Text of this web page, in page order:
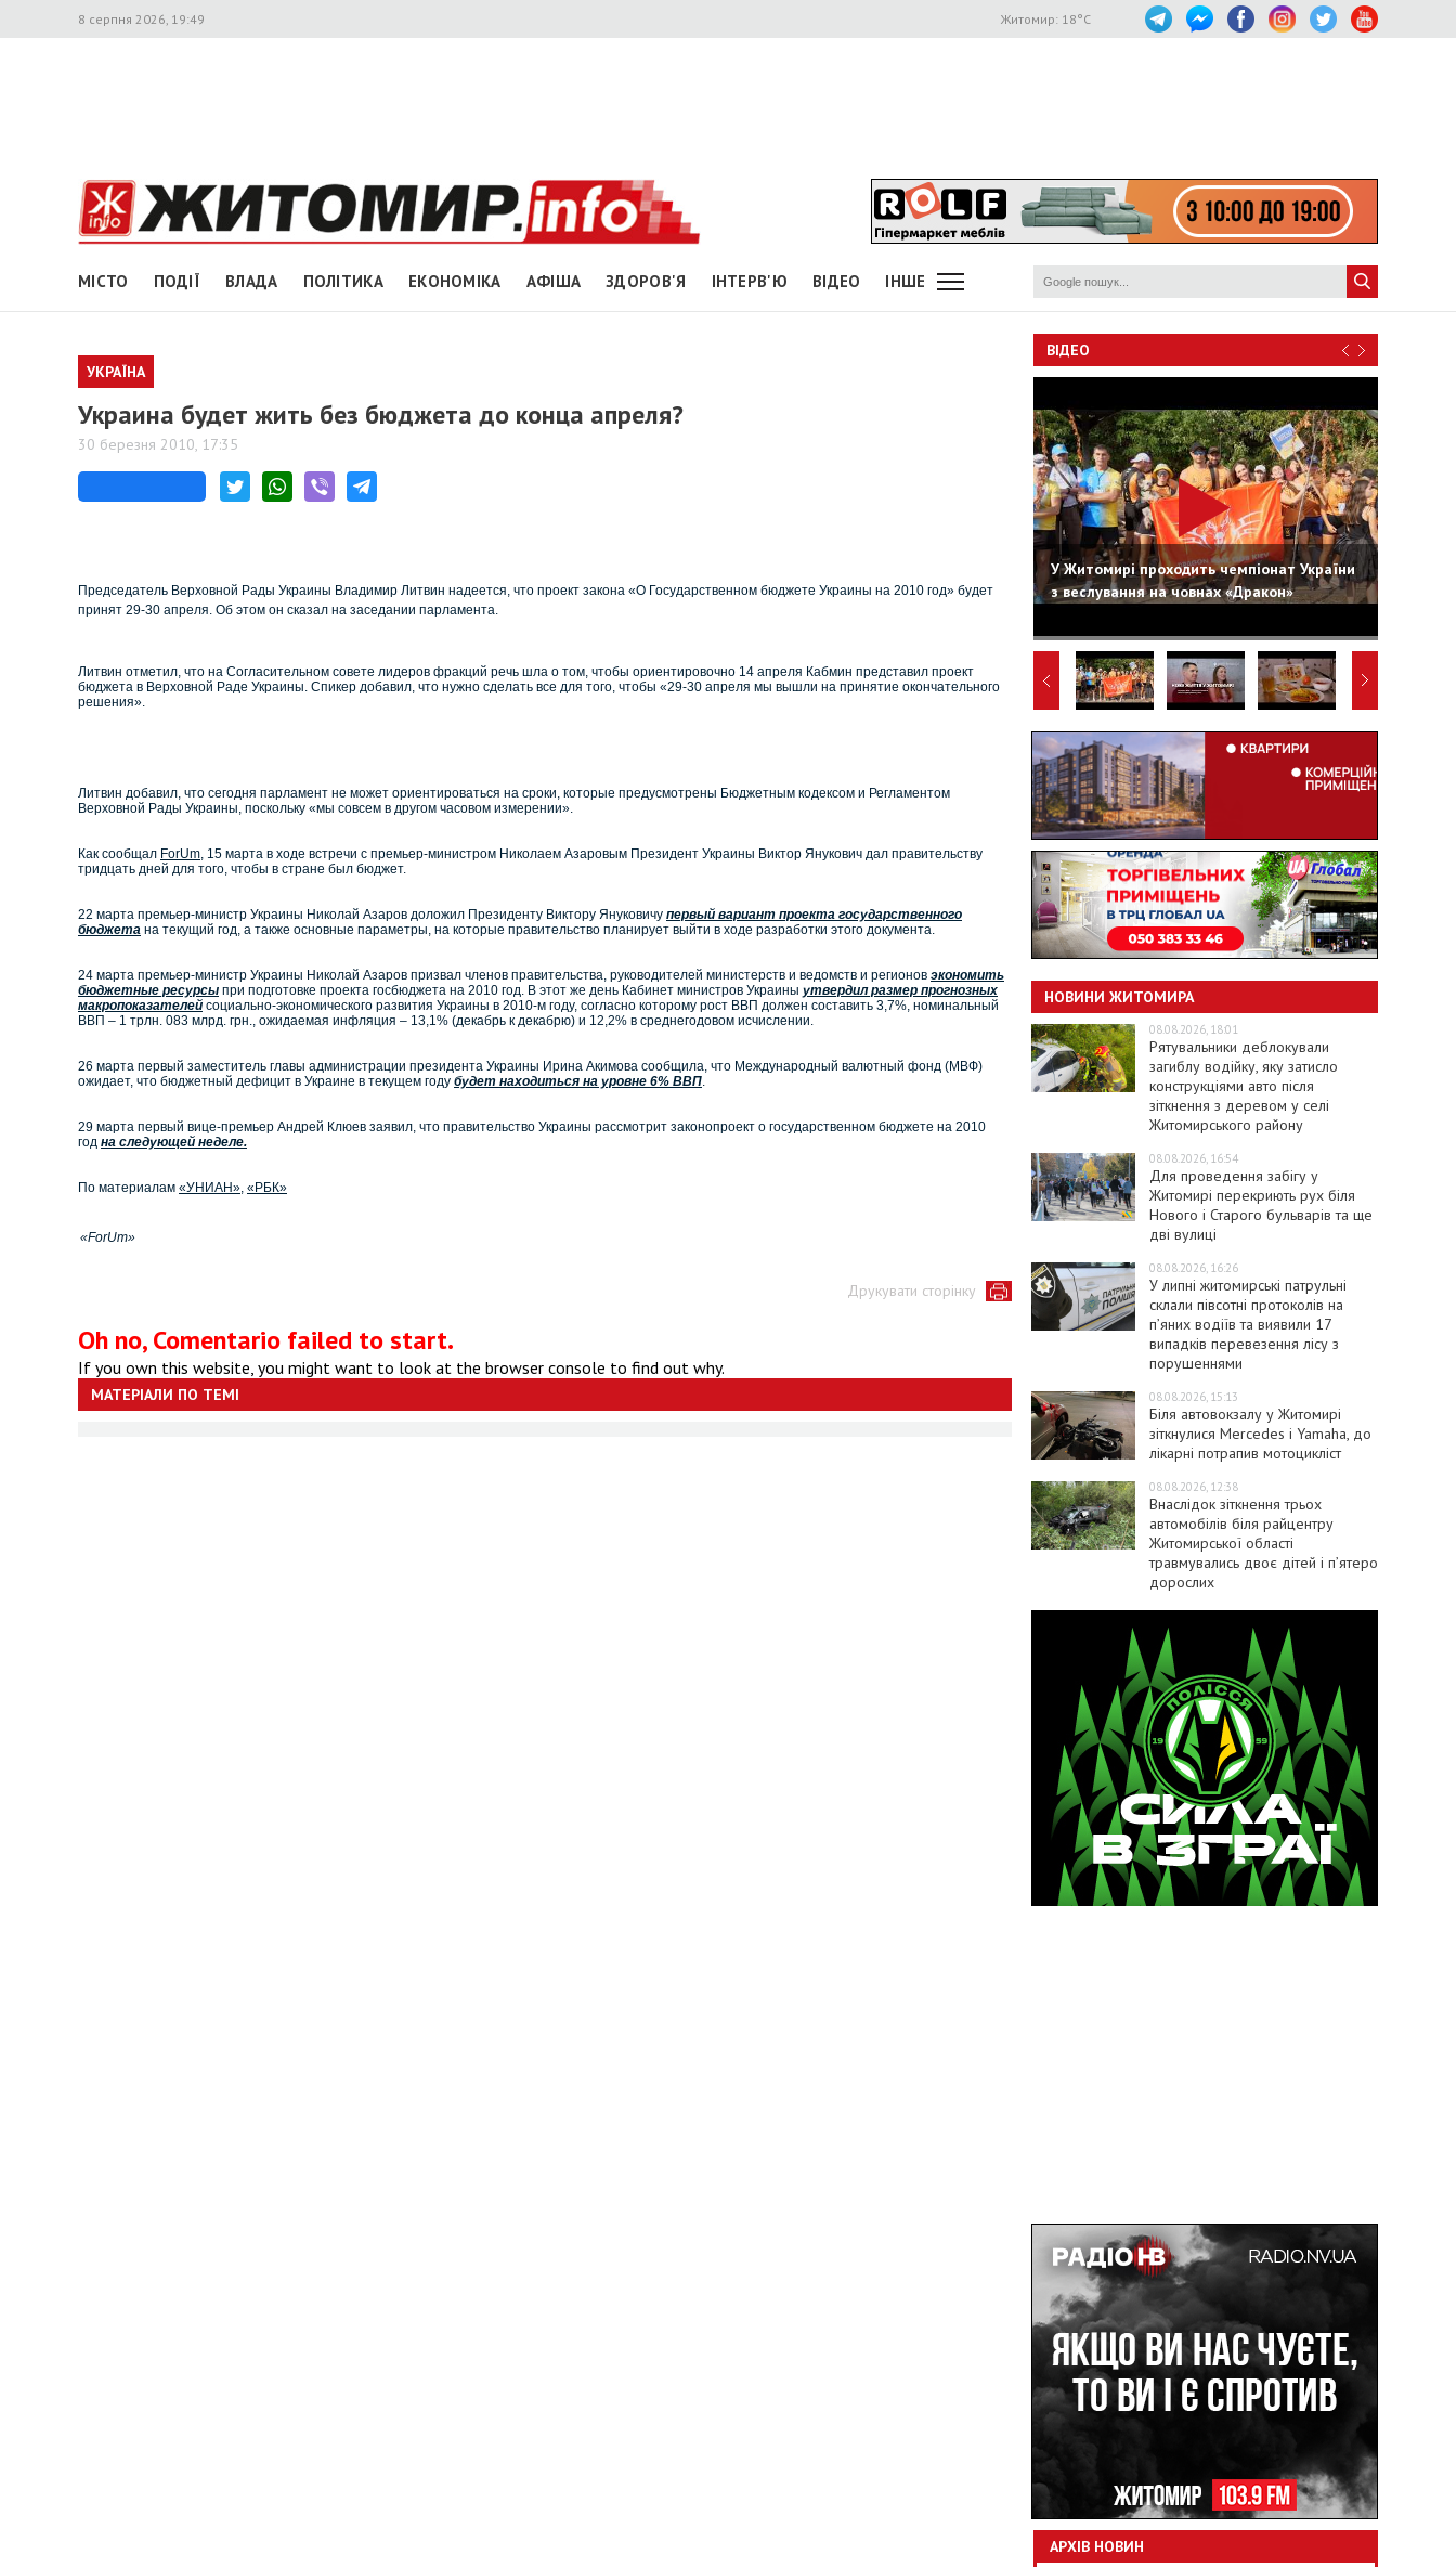
8 серпня 2026, 19:49 Житомир: 18°C
МІСТО ПОДІЇ ВЛАДА ПОЛІТИКА ЕКОНОМІКА АФІША ЗДОРОВ'Я ІНТЕРВ'Ю ВІДЕО ІНШЕ
УКРАЇНА
Украина будет жить без бюджета до конца апреля?
30 березня 2010, 17:35
Председатель Верховной Рады Украины Владимир Литвин надеется, что проект закона «О Государственном бюджете Украины на 2010 год» будет
принят 29-30 апреля. Об этом он сказал на заседании парламента.
Литвин отметил, что на Согласительном совете лидеров фракций речь шла о том, чтобы ориентировочно 14 апреля Кабмин представил проект
бюджета в Верховной Раде Украины. Спикер добавил, что нужно сделать все для того, чтобы «29-30 апреля мы вышли на принятие окончательного
решения».
Литвин добавил, что сегодня парламент не может ориентироваться на сроки, которые предусмотрены Бюджетным кодексом и Регламентом
Верховной Рады Украины, поскольку «мы совсем в другом часовом измерении».
Как сообщал ForUm, 15 марта в ходе встречи с премьер-министром Николаем Азаровым Президент Украины Виктор Янукович дал правительству
тридцать дней для того, чтобы в стране был бюджет.
22 марта премьер-министр Украины Николай Азаров доложил Президенту Виктору Януковичу первый вариант проекта государственного
бюджета на текущий год, а также основные параметры, на которые правительство планирует выйти в ходе разработки этого документа.
24 марта премьер-министр Украины Николай Азаров призвал членов правительства, руководителей министерств и ведомств и регионов экономить
бюджетные ресурсы при подготовке проекта госбюджета на 2010 год. В этот же день Кабинет министров Украины утвердил размер прогнозных
макропоказателей социально-экономического развития Украины в 2010-м году, согласно которому рост ВВП должен составить 3,7%, номинальный
ВВП – 1 трлн. 083 млрд. грн., ожидаемая инфляция – 13,1% (декабрь к декабрю) и 12,2% в среднегодовом исчислении.
26 марта первый заместитель главы администрации президента Украины Ирина Акимова сообщила, что Международный валютный фонд (МВФ)
ожидает, что бюджетный дефицит в Украине в текущем году будет находиться на уровне 6% ВВП.
29 марта первый вице-премьер Андрей Клюев заявил, что правительство Украины рассмотрит законопроект о государственном бюджете на 2010
год на следующей неделе.
По материалам «УНИАН», «РБК»
«ForUm»
Друкувати сторінку
Oh no, Comentario failed to start.
If you own this website, you might want to look at the browser console to find out why.
МАТЕРІАЛИ ПО ТЕМІ
ВІДЕО
У Житомирі проходить чемпіонат України
з веслування на човнах «Дракон»
НОВИНИ ЖИТОМИРА
08.08.2026, 18:01
Рятувальники деблокували
загиблу водійку, яку затисло
конструкціями авто після
зіткнення з деревом у селі
Житомирського району
08.08.2026, 16:54
Для проведення забігу у
Житомирі перекриють рух біля
Нового і Старого бульварів та ще
дві вулиці
08.08.2026, 16:26
У липні житомирські патрульні
склали півсотні протоколів на
пʼяних водіїв та виявили 17
випадків перевезення лісу з
порушеннями
08.08.2026, 15:13
Біля автовокзалу у Житомирі
зіткнулися Mercedes і Yamaha, до
лікарні потрапив мотоцикліст
08.08.2026, 12:38
Внаслідок зіткнення трьох
автомобілів біля райцентру
Житомирської області
травмувались двоє дітей і пʼятеро
дорослих
АРХІВ НОВИН